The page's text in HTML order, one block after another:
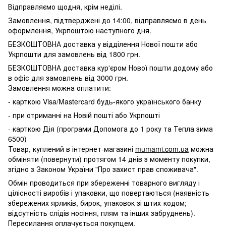
Відправляємо щодня, крім неділі.
Замовлення, підтверджені до 14:00, відправляємо в день
оформлення, Укрпоштою наступного дня.
БЕЗКОШТОВНА доставка у відділення Нової пошти або
Укрпошти для замовлень від 1800 грн.
БЕЗКОШТОВНА доставка кур'єром Нової пошти додому або
в офіс для замовлень від 3000 грн.
Замовлення можна оплатити:
- карткою Visa/Mastercard будь-якого українського банку
- при отриманні на Новій пошті або Укрпошті
- карткою Дія (програми Допомога до 1 року та Тепла зима
6500)
Товар, куплений в інтернет-магазині mumami.com.ua можна
обміняти (повернути) протягом 14 днів з моменту покупки,
згідно з Законом України "Про захист прав споживача".
Обмін проводиться при збереженні товарного вигляду і
цілісності виробів і упаковки, що повертаються (наявність
збережених ярликів, бирок, упаковок зі штих-кодом;
відсутність слідів носіння, плям та інших забруднень).
Пересилання оплачується покупцем.